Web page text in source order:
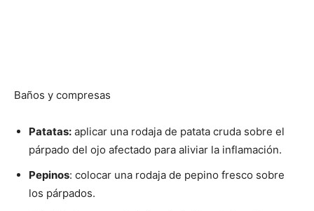
Baños y compresas
Patatas: aplicar una rodaja de patata cruda sobre el
párpado del ojo afectado para aliviar la inflamación.
Pepinos: colocar una rodaja de pepino fresco sobre
los párpados.